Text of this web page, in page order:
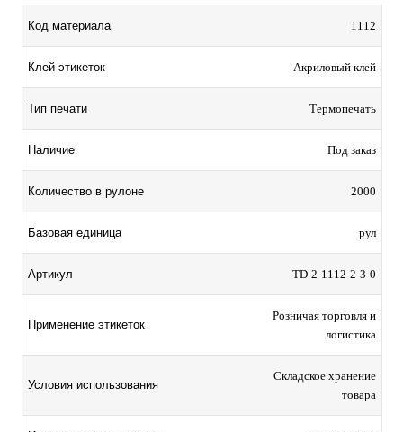
Код материала 1112
Клей этикеток Акриловый клей
Тип печати Термопечать
Наличие Под заказ
Количество в рулоне 2000
Базовая единица рул
Артикул TD-2-1112-2-3-0
Применение этикеток
Розничая торговля и
логистика
Условия использования
Складское хранение
товара